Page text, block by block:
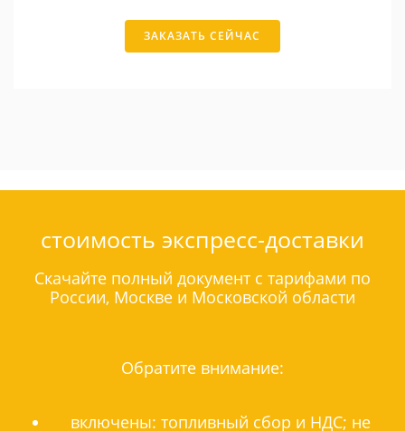
ЗАКАЗАТЬ СЕЙЧАС
стоимость экспресс-доставки
Скачайте полный документ с тарифами по
России, Москве и Московской области
Обратите внимание:
включены: топливный сбор и НДС; не